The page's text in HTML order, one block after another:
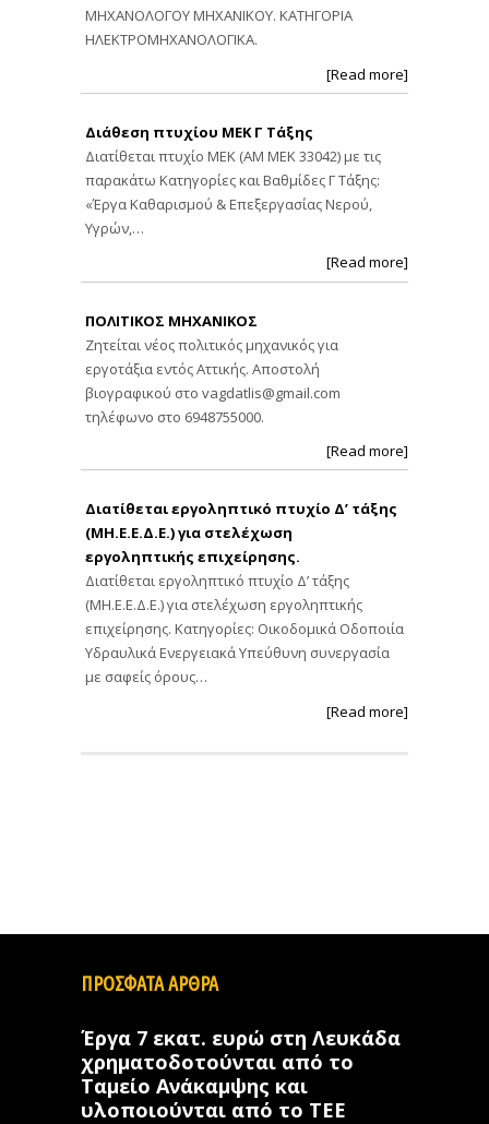
ΜΗΧΑΝΟΛΟΓΟΥ ΜΗΧΑΝΙΚΟΥ. ΚΑΤΗΓΟΡΙΑ
ΗΛΕΚΤΡΟΜΗΧΑΝΟΛΟΓΙΚΑ.
[Read more]
Διάθεση πτυχίου ΜΕΚ Γ Τάξης
Διατίθεται πτυχίο ΜΕΚ (ΑΜ ΜΕΚ 33042) με τις
παρακάτω Κατηγορίες και Βαθμίδες Γ Τάξης:
«Έργα Καθαρισμού & Επεξεργασίας Νερού,
Υγρών,…
[Read more]
ΠΟΛΙΤΙΚΟΣ ΜΗΧΑΝΙΚΟΣ
Ζητείται νέος πολιτικός μηχανικός για
εργοτάξια εντός Αττικής. Αποστολή
βιογραφικού στο vagdatlis@gmail.com
τηλέφωνο στο 6948755000.
[Read more]
Διατίθεται εργοληπτικό πτυχίο Δ’ τάξης
(ΜΗ.Ε.Ε.Δ.Ε.) για στελέχωση
εργοληπτικής επιχείρησης.
Διατίθεται εργοληπτικό πτυχίο Δ’ τάξης
(ΜΗ.Ε.Ε.Δ.Ε.) για στελέχωση εργοληπτικής
επιχείρησης. Κατηγορίες: Οικοδομικά Οδοποιία
Υδραυλικά Ενεργειακά Υπεύθυνη συνεργασία
με σαφείς όρους…
[Read more]
ΠΡΟΣΦΑΤΑ ΑΡΘΡΑ
Έργα 7 εκατ. ευρώ στη Λευκάδα
χρηματοδοτούνται από το
Ταμείο Ανάκαμψης και
υλοποιούνται από το ΤΕΕ